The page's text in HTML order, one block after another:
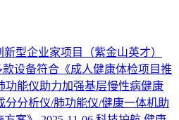
型企业家项目（紫金山英才）
款设备符合《成人健康体检项目推
功能仪助力加强基层慢性病健康
分分析仪/肺功能仪/健康一体机助